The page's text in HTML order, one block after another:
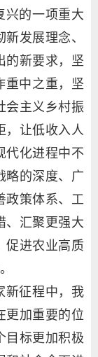
兴的一项重大
发展理念、
的新要求，坚
重中之重，坚
会主义乡村振
，让低收入人
代化进程中不
略的深度、广
政策体系、工
、汇聚更强大
促进农业高质
新征程中，我
更加重要的位
目标更加积极